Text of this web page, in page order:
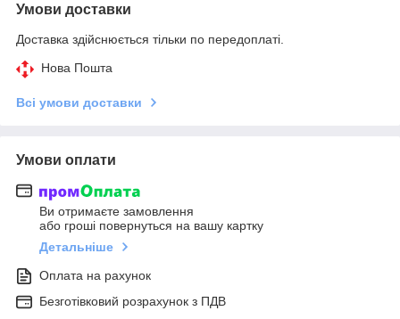
Умови доставки
Доставка здійснюється тільки по передоплаті.
Нова Пошта
Всі умови доставки
Умови оплати
Ви отримаєте замовлення
або гроші повернуться на вашу картку
Детальніше
Оплата на рахунок
Безготівковий розрахунок з ПДВ